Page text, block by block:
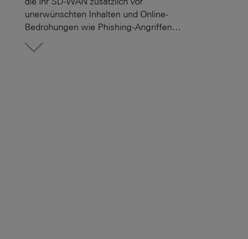
die ihr SD-WAN zusätzlich vor
unerwünschten Inhalten und Online-
Bedrohungen wie Phishing-Angriffen…
More